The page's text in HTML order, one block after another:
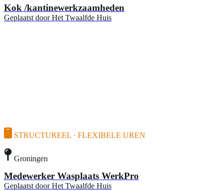
Kok /kantinewerkzaamheden
Geplaatst door Het Twaalfde Huis
STRUCTUREEL · FLEXIBELE UREN
Groningen
Medewerker Wasplaats WerkPro
Geplaatst door Het Twaalfde Huis